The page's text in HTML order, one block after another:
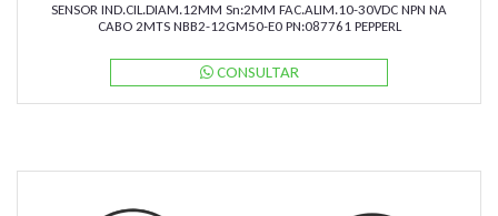
SENSOR IND.CIL.DIAM.12MM Sn:2MM FAC.ALIM.10-30VDC NPN NA
CABO 2MTS NBB2-12GM50-E0 PN:087761 PEPPERL
CONSULTAR